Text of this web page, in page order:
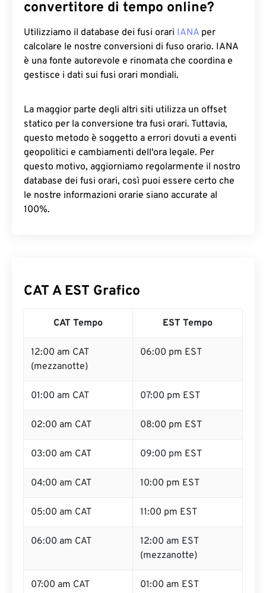
convertitore di tempo online?
Utilizziamo il database dei fusi orari IANA per
calcolare le nostre conversioni di fuso orario. IANA
è una fonte autorevole e rinomata che coordina e
gestisce i dati sui fusi orari mondiali.
La maggior parte degli altri siti utilizza un offset
statico per la conversione tra fusi orari. Tuttavia,
questo metodo è soggetto a errori dovuti a eventi
geopolitici e cambiamenti dell'ora legale. Per
questo motivo, aggiorniamo regolarmente il nostro
database dei fusi orari, così puoi essere certo che
le nostre informazioni orarie siano accurate al
100%.
CAT A EST Grafico
CAT Tempo EST Tempo
12:00 am CAT
(mezzanotte)
06:00 pm EST
01:00 am CAT 07:00 pm EST
02:00 am CAT 08:00 pm EST
03:00 am CAT 09:00 pm EST
04:00 am CAT 10:00 pm EST
05:00 am CAT 11:00 pm EST
06:00 am CAT
12:00 am EST
(mezzanotte)
07:00 am CAT 01:00 am EST